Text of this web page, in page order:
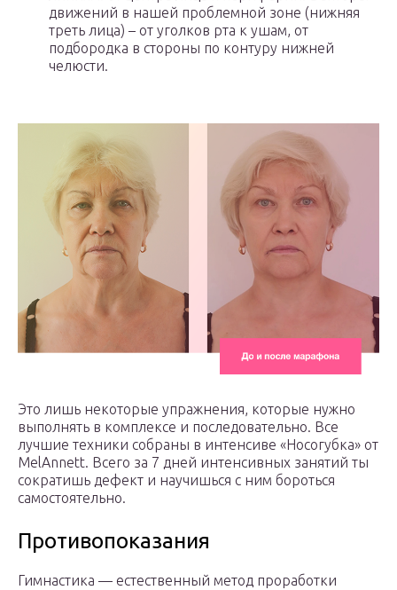
движений в нашей проблемной зоне (нижняя
треть лица) – от уголков рта к ушам, от
подбородка в стороны по контуру нижней
челюсти.
Это лишь некоторые упражнения, которые нужно
выполнять в комплексе и последовательно. Все
лучшие техники собраны в интенсиве «Носогубка» от
MelAnnett. Всего за 7 дней интенсивных занятий ты
сократишь дефект и научишься с ним бороться
самостоятельно.
Противопоказания
Гимнастика — естественный метод проработки